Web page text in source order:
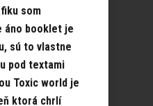
som
áno booklet je
sú to vlastne
pod textami
Toxic world je
ktorá chrlí